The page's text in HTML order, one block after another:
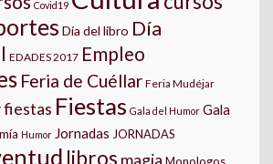
Covid19
Día del libro Día
EDADES 2017 Empleo
Feria de Cuéllar Feria Mudéjar
fiestas Fiestas Gala del Humor Gala
Humor Jornadas JORNADAS
libros magia